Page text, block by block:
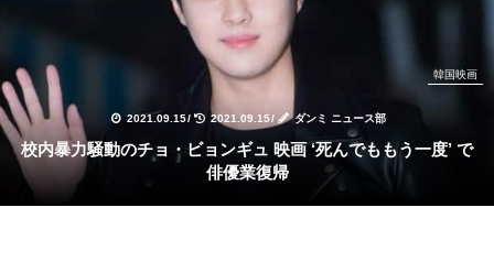
2021.09.15/ 2021.09.15/ ダンミ ニュース部
韓国映画
校内暴力騒動のチョ・ビョンギュ 映画 ‘死んでももう一度’ で
俳優業復帰